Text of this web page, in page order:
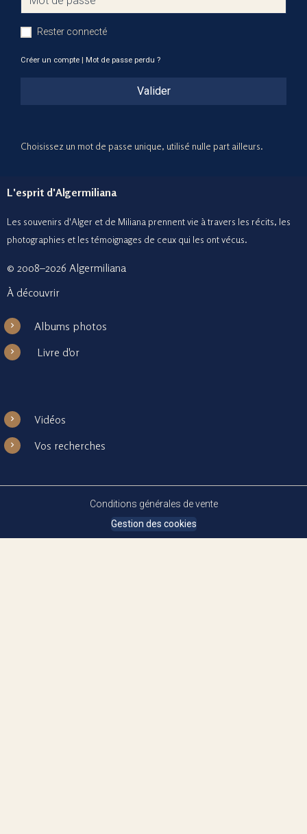
Rester connecté
Créer un compte | Mot de passe perdu ?
Valider
Choisissez un mot de passe unique, utilisé nulle part ailleurs.
L'esprit d'Algermiliana
Les souvenirs d'Alger et de Miliana prennent vie à travers les récits, les
photographies et les témoignages de ceux qui les ont vécus.
© 2008–2026 Algermiliana
À découvrir
Albums photos
Livre d'or
Vidéos
Vos recherches
Conditions générales de vente
Gestion des cookies